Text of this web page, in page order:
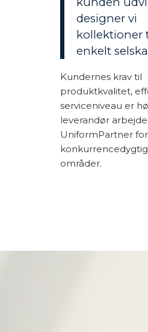
designer vi
kollektioner
enkelt
Kundernes krav til
produktkvalitet,
serviceniveau er
leverandør
UniformPartner
områder.